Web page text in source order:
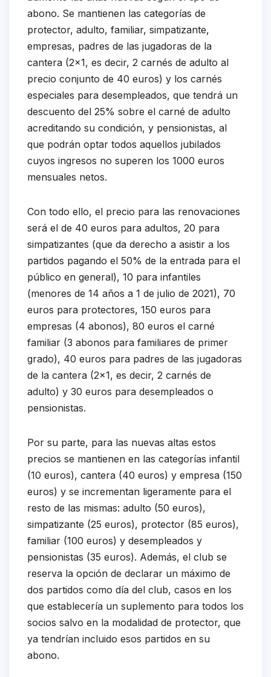
abono. Se mantienen las categorías de
protector, adulto, familiar, simpatizante,
empresas, padres de las jugadoras de la
cantera (2×1, es decir, 2 carnés de adulto al
precio conjunto de 40 euros) y los carnés
especiales para desempleados, que tendrá un
descuento del 25% sobre el carné de adulto
acreditando su condición, y pensionistas, al
que podrán optar todos aquellos jubilados
cuyos ingresos no superen los 1000 euros
mensuales netos.
Con todo ello, el precio para las renovaciones
será el de 40 euros para adultos, 20 para
simpatizantes (que da derecho a asistir a los
partidos pagando el 50% de la entrada para el
público en general), 10 para infantiles
(menores de 14 años a 1 de julio de 2021), 70
euros para protectores, 150 euros para
empresas (4 abonos), 80 euros el carné
familiar (3 abonos para familiares de primer
grado), 40 euros para padres de las jugadoras
de la cantera (2×1, es decir, 2 carnés de
adulto) y 30 euros para desempleados o
pensionistas.
Por su parte, para las nuevas altas estos
precios se mantienen en las categorías infantil
(10 euros), cantera (40 euros) y empresa (150
euros) y se incrementan ligeramente para el
resto de las mismas: adulto (50 euros),
simpatizante (25 euros), protector (85 euros),
familiar (100 euros) y desempleados y
pensionistas (35 euros). Además, el club se
reserva la opción de declarar un máximo de
dos partidos como día del club, casos en los
que establecería un suplemento para todos los
socios salvo en la modalidad de protector, que
ya tendrían incluido esos partidos en su
abono.